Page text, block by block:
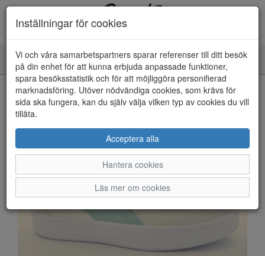
Toggle
navigation
HEM
Inställningar för cookies
Vi och våra samarbetspartners sparar referenser till ditt besök
på din enhet för att kunna erbjuda anpassade funktioner,
spara besöksstatistik och för att möjliggöra personifierad
marknadsföring. Utöver nödvändiga cookies, som krävs för
sida ska fungera, kan du själv välja vilken typ av cookies du vill
tillåta.
Acceptera alla
Hantera cookies
Läs mer om cookies